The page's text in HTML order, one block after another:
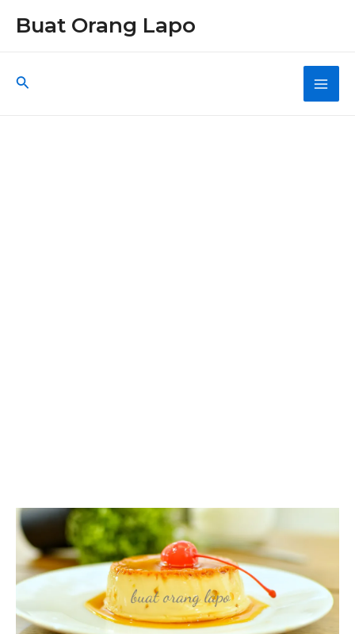
Buat Orang Lapo
Search
Main